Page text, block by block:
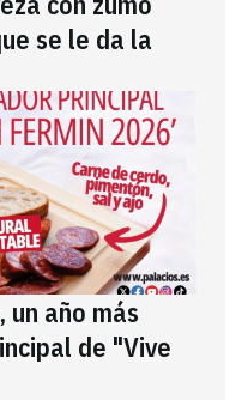
se le da la
año más
de "Vive